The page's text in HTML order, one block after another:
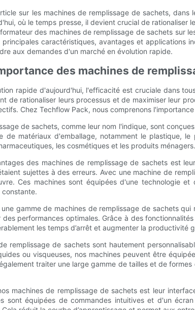
sur les machines de remplissage de sachets,
où le temps presse, il devient crucial de
des machines de remplissage de sachets sur
caractéristiques, avantages et applications
aux demandes d'un marché en évolution rapide.
des machines de
rapide d'aujourd'hui, l'efficacité est cruciale dans
de rationaliser leurs processus et de maximiser leur
Chez Techflow Pack, nous comprenons
de sachets, comme leur nom l'indique, sont
de matériaux d'emballage, notamment le plastique,
les cosmétiques et les produits ménagers.
des machines de remplissage de sachets est
sujettes à des erreurs. Avec une machine de
Ces machines sont équipées d'une technologie
gamme de machines de remplissage de sachets
performances optimales. Grâce à des
les temps d’arrêt et augmenter la productivité
remplissage de sachets sont hautement
ou visqueuses, nos machines peuvent être
traiter une large gamme de tailles et de
machines de remplissage de sachets est leur
sont équipées de commandes intuitives et d'un